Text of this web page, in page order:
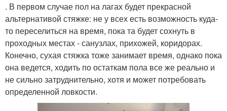
. В первом случае пол на лагах будет прекрасной
альтернативой стяжке: не у всех есть возможность куда-
то переселиться на время, пока та будет сохнуть в
проходных местах - санузлах, прихожей, коридорах.
Конечно, сухая стяжка тоже занимает время, однако пока
она ведется, ходить по остаткам пола все же реально и
не сильно затруднительно, хотя и может потребовать
определенной ловкости.